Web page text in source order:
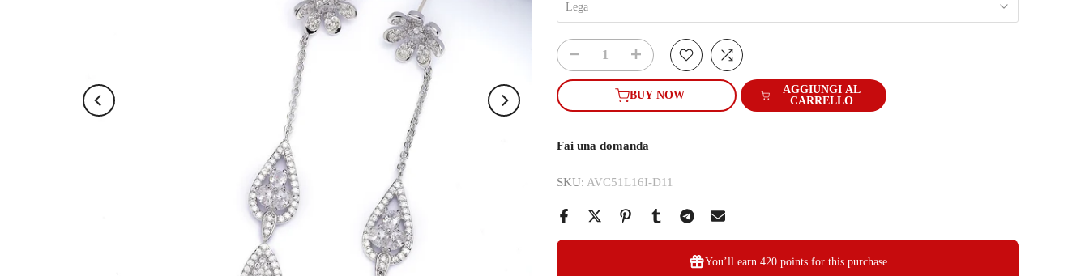
Lega
BUY NOW
AGGIUNGI AL
CARRELLO
Fai una domanda
SKU: AVC51L16I-D11
You’ll earn 420 pointsfor this purchase